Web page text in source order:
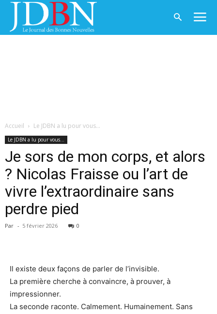
Accueil Le JDBN a lu pour vous...
Le JDBN a lu pour vous...
Je sors de mon corps, et alors
? Nicolas Fraisse ou l’art de
vivre l’extraordinaire sans
perdre pied
Par - 5 février 2026 0
Il existe deux façons de parler de l’invisible.
La première cherche à convaincre, à prouver, à
impressionner.
La seconde raconte. Calmement. Humainement. Sans